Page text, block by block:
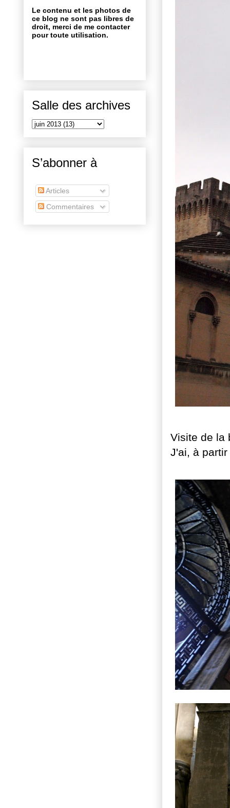
Visite de la
J'ai, à
Le contenu et les photos de
ce blog ne sont pas libres de
droit, merci de me contacter
pour toute utilisation.
Salle des archives
S’abonner à
Articles
Commentaires